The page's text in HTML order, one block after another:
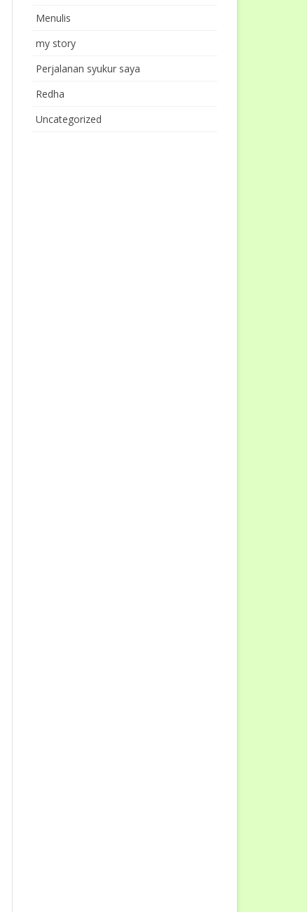
Menulis
my story
Perjalanan syukur saya
Redha
Uncategorized